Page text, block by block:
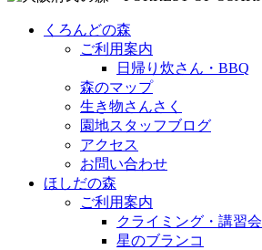
くろんどの森
ご利用案内
日帰り炊さん・BBQ
森のマップ
生き物さんさく
園地スタッフブログ
アクセス
お問い合わせ
ほしだの森
ご利用案内
クライミング・講習会
星のブランコ